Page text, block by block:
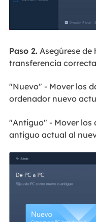
Paso 2.Asegúrese de
transferencia
"Nuevo" - Mover los
ordenador nuevo
"Antiguo" - Mover los
antiguo actual al